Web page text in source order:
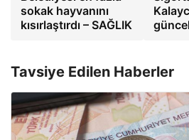
sokak hayvanını
kısırlaştırdı – SAĞLIK
Tavsiye Edilen Haberler